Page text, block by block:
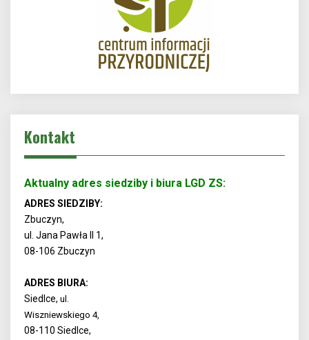
Kontakt
Aktualny adres siedziby i biura LGD ZS:
ADRES SIEDZIBY:
Zbuczyn,
ul. Jana Pawła II 1,
08-106 Zbuczyn
ADRES BIURA:
Siedlce, ul.
Wiszniewskiego 4,
08-110 Siedlce,